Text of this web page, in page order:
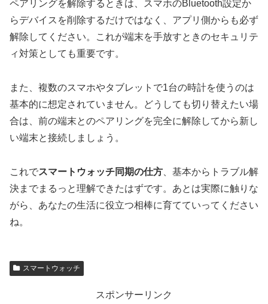
ペアリングを解除するときは、スマホのBluetooth設定か
らデバイスを削除するだけではなく、アプリ側からも必ず
解除してください。これが端末を手放すときのセキュリテ
ィ対策としても重要です。
また、複数のスマホやタブレットで1台の時計を使うのは
基本的に想定されていません。どうしても切り替えたい場
合は、前の端末とのペアリングを完全に解除してから新し
い端末と接続しましょう。
これでスマートウォッチ同期の仕方 、基本からトラブル解
決までまるっと理解できたはずです。あとは実際に触りな
がら、あなたの生活に役立つ相棒に育てていってください
ね。
スマートウォッチ
スポンサーリンク